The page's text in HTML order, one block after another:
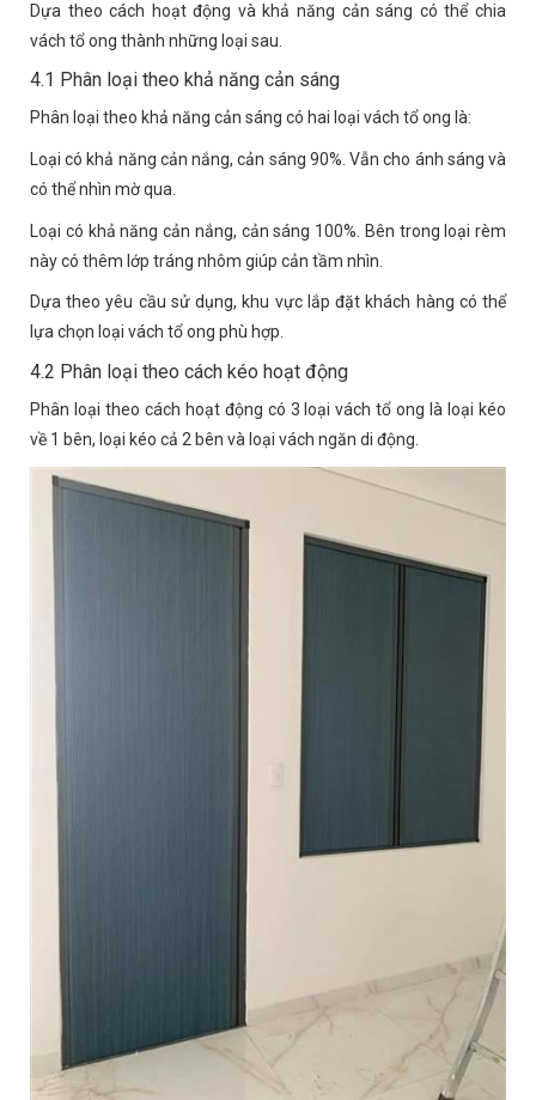
Dựa theo cách hoạt động và khả năng cản sáng có thể chia
vách tổ ong thành những loại sau.
4.1 Phân loại theo khả năng cản sáng
Phân loại theo khả năng cản sáng có hai loại vách tổ ong là:
Loại có khả năng cản nắng, cản sáng 90%. Vẫn cho ánh sáng và
có thể nhìn mờ qua.
Loại có khả năng cản nắng, cản sáng 100%. Bên trong loại rèm
này có thêm lớp tráng nhôm giúp cản tầm nhìn.
Dựa theo yêu cầu sử dụng, khu vực lắp đặt khách hàng có thể
lựa chọn loại vách tổ ong phù hợp.
4.2 Phân loại theo cách kéo hoạt động
Phân loại theo cách hoạt động có 3 loại vách tổ ong là loại kéo
về 1 bên, loại kéo cả 2 bên và loại vách ngăn di động.